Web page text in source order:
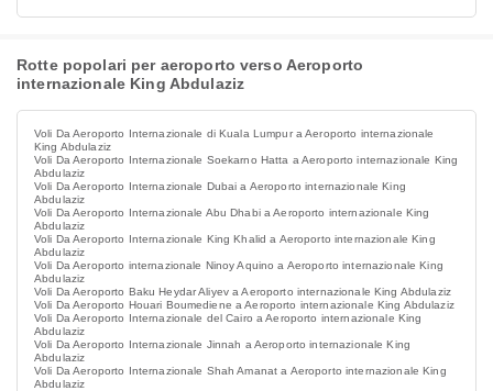
Rotte popolari per aeroporto verso Aeroporto
internazionale King Abdulaziz
Voli Da Aeroporto Internazionale di Kuala Lumpur a Aeroporto internazionale
King Abdulaziz
Voli Da Aeroporto Internazionale Soekarno Hatta a Aeroporto internazionale King
Abdulaziz
Voli Da Aeroporto Internazionale Dubai a Aeroporto internazionale King
Abdulaziz
Voli Da Aeroporto Internazionale Abu Dhabi a Aeroporto internazionale King
Abdulaziz
Voli Da Aeroporto Internazionale King Khalid a Aeroporto internazionale King
Abdulaziz
Voli Da Aeroporto internazionale Ninoy Aquino a Aeroporto internazionale King
Abdulaziz
Voli Da Aeroporto Baku Heydar Aliyev a Aeroporto internazionale King Abdulaziz
Voli Da Aeroporto Houari Boumediene a Aeroporto internazionale King Abdulaziz
Voli Da Aeroporto Internazionale del Cairo a Aeroporto internazionale King
Abdulaziz
Voli Da Aeroporto Internazionale Jinnah a Aeroporto internazionale King
Abdulaziz
Voli Da Aeroporto Internazionale Shah Amanat a Aeroporto internazionale King
Abdulaziz